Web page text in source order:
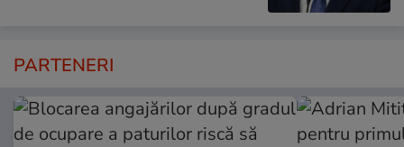
PARTENERI